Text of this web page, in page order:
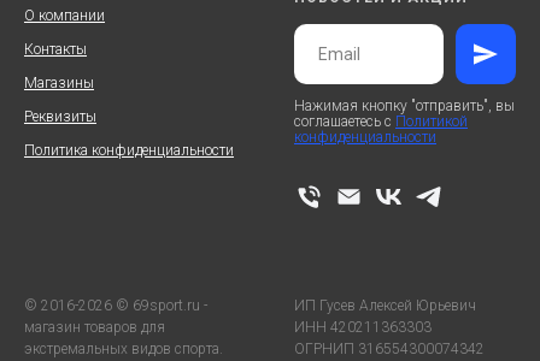
О компании
Контакты
Магазины
Реквизиты
Политика конфиденциальности
Нажимая кнопку "отправить", вы
соглашаетесь с Политикой
конфиденциальности
© 2016-2026 © 69sport.ru -
магазин товаров для
экстремальных видов спорта.
ИП Гусев Алексей Юрьевич
ИНН 420211363303
ОГРНИП 316554300074342